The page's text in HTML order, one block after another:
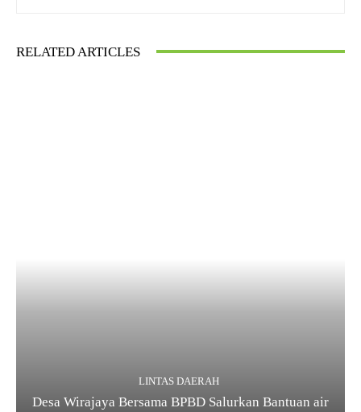
RELATED ARTICLES
LINTAS DAERAH
Desa Wirajaya Bersama BPBD Salurkan Bantuan air